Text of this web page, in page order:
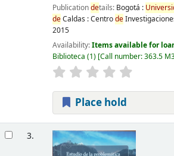
Publicationdetails: Bogotá :
deCaldas : Centrode
2015
Availability:Items available for
Biblioteca (1) Call number:363.5
Place hold
3.